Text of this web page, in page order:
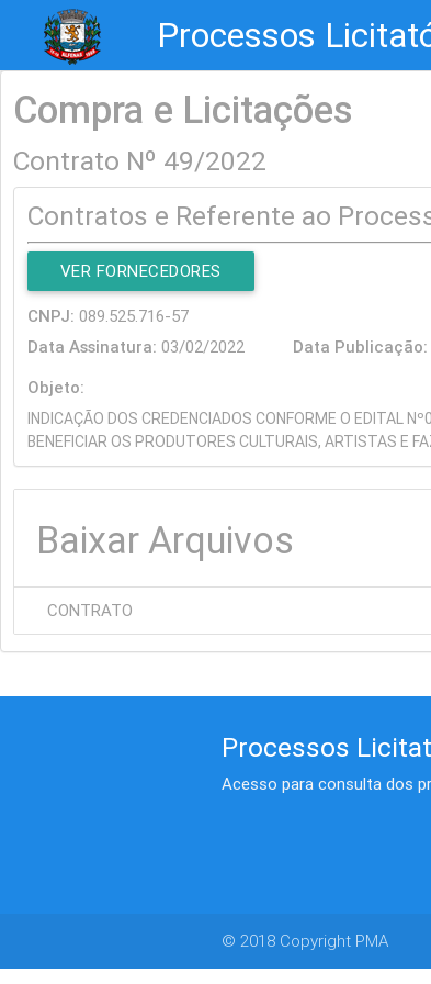
Processos
Compra e Licitações
Contrato Nº 49/2022
Contratos e Referente ao
VER FORNECEDORES
CNPJ: 089.525.716-57
Data Assinatura: 03/02/2022 Data Publicação:
Objeto:
INDICAÇÃO DOS CREDENCIADOS CONFORME O EDITAL
BENEFICIAR OS PRODUTORES CULTURAIS, ARTISTAS E
Baixar Arquivos
CONTRATO
Processos
Acesso para consulta dos
© 2018 Copyright PMA